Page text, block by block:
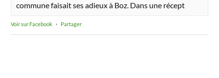
commune faisait ses adieux à Boz. Dans une récept
Voir sur Facebook · Partager